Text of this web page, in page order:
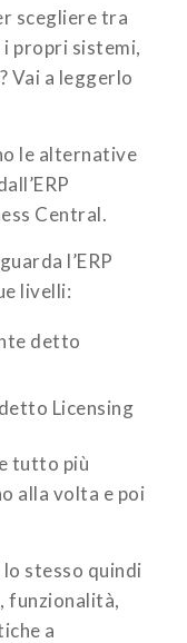
scegliere tra
i propri sistemi,
Vai a leggerlo
le alternative
Central.
l’ERP
livelli:
detto
Licensing
tutto più
alla volta e poi
stesso quindi
funzionalità,
a